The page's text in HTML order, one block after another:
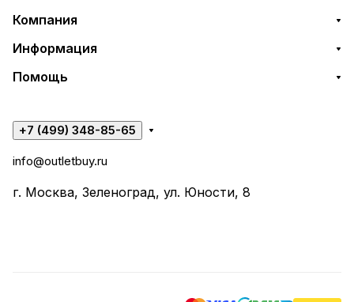
Компания
Информация
Помощь
+7 (499) 348-85-65
info@outletbuy.ru
г. Москва, Зеленоград, ул. Юности, 8